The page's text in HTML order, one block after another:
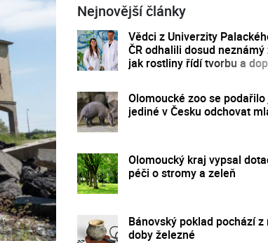
Nejnovější články
Vědci z Univerzity
ČR odhalili dosud neznámý
jak rostliny řídí tvorbu a
Olomoucké zoo se
jediné v Česku odchovat
Olomoucký kraj vypsal
péči o stromy a zeleň
Bánovský poklad pochází
doby železné